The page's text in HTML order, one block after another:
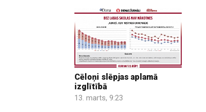
Cēloņi slēpjas aplamā
izglītībā
13. marts, 9:23